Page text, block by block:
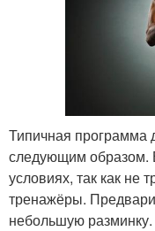
Типичная
следующим
условиях, так как не
тренажёры.
небольшую разминку.